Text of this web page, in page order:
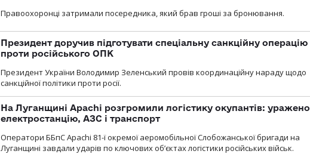
Правоохоронці затримали посередника, який брав гроші за бронювання.
Президент доручив підготувати спеціальну санкційну операцію
проти російського ОПК
Президент України Володимир Зеленський провів координаційну нараду щодо
санкційної політики проти росії.
На Луганщині Apachi розгромили логістику окупантів: уражено
електростанцію, АЗС і транспорт
Оператори ББпС Apachi 81-ї окремої аеромобільної Слобожанської бригади на
Луганщині завдали ударів по ключових об’єктах логістики російських військ.